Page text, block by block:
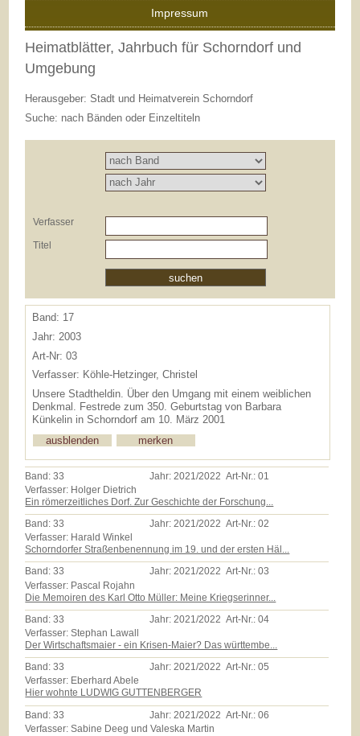
Impressum
Heimatblätter, Jahrbuch für Schorndorf und
Umgebung
Herausgeber: Stadt und Heimatverein Schorndorf
Suche: nach Bänden oder Einzeltiteln
Verfasser
Titel
Band: 17
Jahr: 2003
Art-Nr: 03
Verfasser: Köhle-Hetzinger, Christel
Unsere Stadtheldin. Über den Umgang mit einem weiblichen
Denkmal. Festrede zum 350. Geburtstag von Barbara
Künkelin in Schorndorf am 10. März 2001
Band:33 Jahr: 2021/2022 Art-Nr.:01
Verfasser: Holger Dietrich
Ein römerzeitliches Dorf. Zur Geschichte der Forschung...
Band:33 Jahr:2021/2022 Art-Nr.:02
Verfasser: Harald Winkel
Schorndorfer Straßenbenennung im 19. und der ersten Häl...
Band:33 Jahr:2021/2022 Art-Nr.:03
Verfasser: Pascal Rojahn
Die Memoiren des Karl Otto Müller: Meine Kriegserinner...
Band:33 Jahr:2021/2022 Art-Nr.:04
Verfasser: Stephan Lawall
Der Wirtschaftsmaier - ein Krisen-Maier? Das württembe...
Band:33 Jahr:2021/2022 Art-Nr.:05
Verfasser: Eberhard Abele
Hier wohnte LUDWIG GUTTENBERGER
Band:33 Jahr: 2021/2022 Art-Nr.:06
Verfasser: Sabine Deeg und Valeska Martin